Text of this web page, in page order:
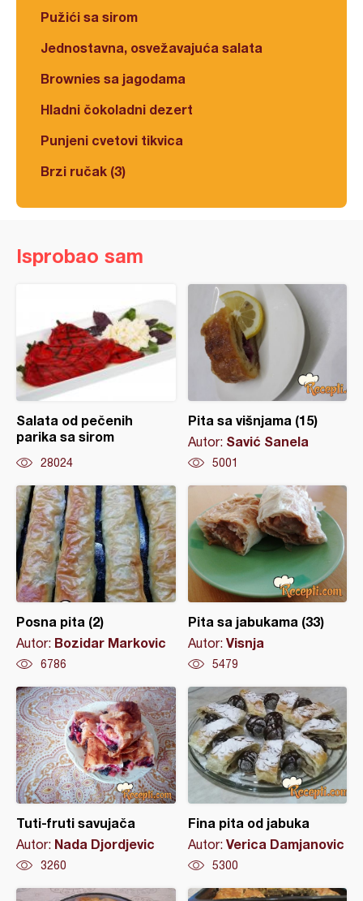
Pužići sa sirom
Jednostavna, osvežavajuća salata
Brownies sa jagodama
Hladni čokoladni dezert
Punjeni cvetovi tikvica
Brzi ručak (3)
Isprobao sam
Salata od pečenih
parika sa sirom
28024
Pita sa višnjama (15)
Autor: Savić Sanela
5001
Posna pita (2)
Autor: Bozidar Markovic
6786
Pita sa jabukama (33)
Autor: Visnja
5479
Tuti-fruti savujača
Autor: Nada Djordjevic
3260
Fina pita od jabuka
Autor: Verica Damjanovic
5300